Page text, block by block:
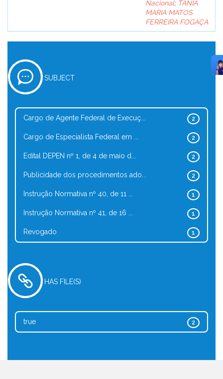
Nacional; TÂNIA
MARIA MATOS
FERREIRA FOGAÇA
SUBJECT
2
Cargo de Agente Federal de Execuç...
2
Cargo de Especialista Federal em ...
2
Edital DEPEN nº 1, de 4 de maio d...
2
Publicidade dos procedimentos ado...
1
Instrução Normativa nº 40, de 11 ...
1
Instrução Normativa nº 41, de 16 ...
1
Revogado
HAS FILE(S)
2
true